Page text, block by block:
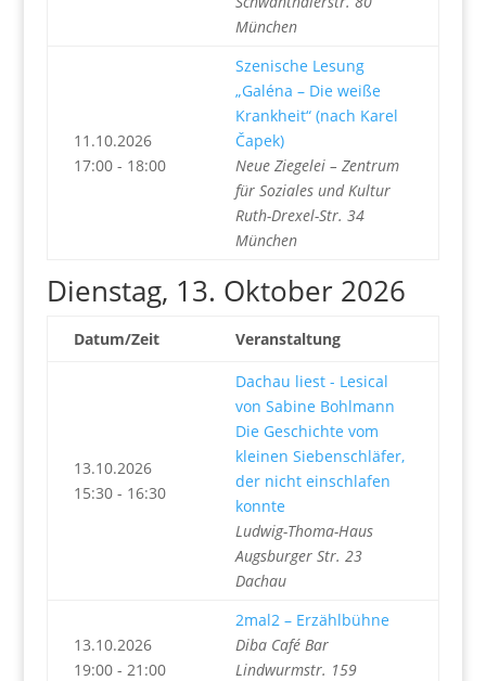
München
11.10.2026
17:00 - 18:00
Szenische Lesung
„Galéna – Die weiße
Krankheit“ (nach Karel
Čapek)
Neue Ziegelei – Zentrum
für Soziales und Kultur
Ruth-Drexel-Str. 34
München
Dienstag, 13. Oktober 2026
Datum/Zeit Veranstaltung
13.10.2026
15:30 - 16:30
Dachau liest - Lesical
von Sabine Bohlmann
Die Geschichte vom
kleinen Siebenschläfer,
der nicht einschlafen
konnte
Ludwig-Thoma-Haus
Augsburger Str. 23
Dachau
13.10.2026
19:00 - 21:00
2mal2 – Erzählbühne
Diba Café Bar
Lindwurmstr. 159